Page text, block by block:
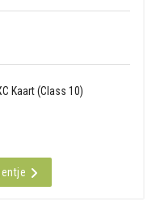
Kaart (Class 10)